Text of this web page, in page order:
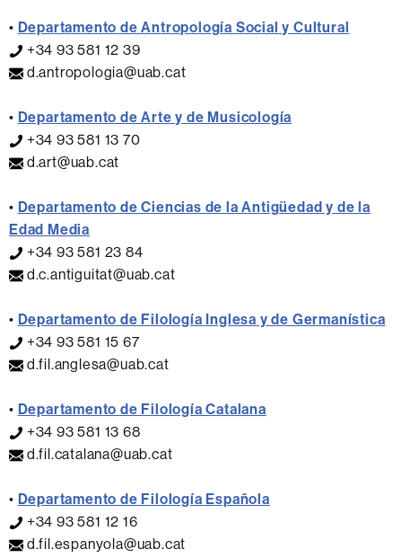
• Departamento de Antropología Social y Cultural
+34 93 581 12 39
d.antropologia@uab.cat
• Departamento de Arte y de Musicología
+34 93 581 13 70
d.art@uab.cat
• Departamento de Ciencias de la Antigüedad y de la
Edad Media
+34 93 581 23 84
d.c.antiguitat@uab.cat
• Departamento de Filología Inglesa y de Germanística
+34 93 581 15 67
d.fil.anglesa@uab.cat
• Departamento de Filología Catalana
+34 93 581 13 68
d.fil.catalana@uab.cat
• Departamento de Filología Española
+34 93 581 12 16
d.fil.espanyola@uab.cat